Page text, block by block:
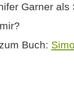
Garner als
Buch: